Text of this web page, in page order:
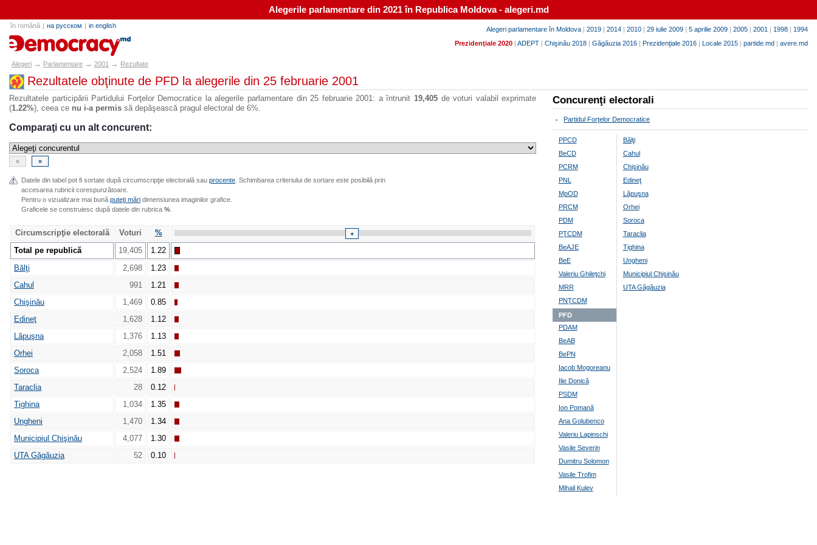
Alegerile parlamentare din 2021 în Republica Moldova - alegeri.md
Alegeri parlamentare în Moldova | 2019 | 2014 | 2010 | 29 iulie 2009 | 5 aprilie 2009 | 2005 | 2001 | 1998 | 1994
Prezidenţiale 2020 | ADEPT | Chişinău 2018 | Găgăuzia 2016 | Prezidenţiale 2016 | Locale 2015 | partide.md | avere.md
în română | на русском | in english
alegeri.md
Alegeri → Parlamentare → 2001 → Rezultate
Rezultatele obţinute de PFD la alegerile din 25 februarie 2001
Rezultatele participării Partidului Forţelor Democratice la alegerile parlamentare din 25 februarie 2001: a întrunit 19,405de voturi valabil exprimate
(1.22%), ceea ce nu i-a permis să depăşească pragul electoral de 6%.
Comparaţi cu un alt concurent:
« »
Datele din tabel pot fi sortate după circumscripţie electorală sau procente . Schimbarea criteriului de sortare este posibilă prin
accesarea rubricii corespunzătoare.
Pentru o vizualizare mai bună puteţi mări dimensiunea imaginilor grafice.
Graficele se construiesc după datele din rubrica %
Circumscripţie electorală Voturi % +
Total pe republică 19,405
1.22
Bălţi
2,698
1.23
Cahul
991
1.21
Chişinău
1,469
0.85
Edineţ
1,628
1.12
Lăpuşna
1,376
1.13
Orhei
2,058
1.51
Soroca
2,524
1.89
Taraclia
28
0.12
Tighina
1,034
1.35
Ungheni
1,470
1.34
Municipiul Chişinău
4,077
1.30
UTA Găgăuzia
52 0.10
Concurenţi electorali
Partidul Forţelor Democratice
PPCD
BeCD
PCRM
PNL
MpOD
PRCM
PDM
PŢCDM
BeAJE
BeE
Valeriu Ghileţchi
MRR
PNŢCDM
PFD
PDAM
BeAB
BePN
Iacob Mogoreanu
Ilie Donică
PSDM
Ion Pomană
Ana Golubenco
Valeriu Lapinschi
Vasile Severin
Dumitru Solomon
Vasile Trofim
Mihail Kulev
Bălţi
Cahul
Chişinău
Edineţ
Lăpuşna
Orhei
Soroca
Taraclia
Tighina
Ungheni
Municipiul Chişinău
UTA Găgăuzia